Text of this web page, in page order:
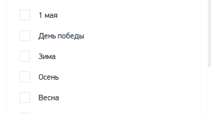
1 мая
День победы
Зима
Осень
Весна